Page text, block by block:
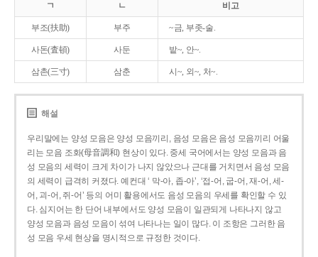
ㄱ ㄴ 비고
부조(扶助) 부주 ~금, 부좃-술.
사돈(査頓) 사둔 밭~, 안~.
삼촌(三寸) 삼춘 시~, 외~, 처~.
해설
우리말에는 양성 모음은 양성 모음끼리, 음성 모음은 음성 모음끼리 어울
리는 모음 조화(母音調和) 현상이 있다. 중세 국어에서는 양성 모음과 음
성 모음의 세력이 크게 차이가 나지 않았으나 근대를 거치면서 음성 모음
의 세력이 급격히 커졌다. 예컨대 ‘ 막-아, 좁-아’, ‘접-어, 굽-어, 재-어, 세-
어, 괴-어, 쥐-어’ 등의 어미 활용에서도 음성 모음의 우세를 확인할 수 있
다. 심지어는 한 단어 내부에서도 양성 모음이 일관되게 나타나지 않고
양성 모음과 음성 모음이 섞여 나타나는 일이 많다. 이 조항은 그러한 음
성 모음 우세 현상을 명시적으로 규정한 것이다.